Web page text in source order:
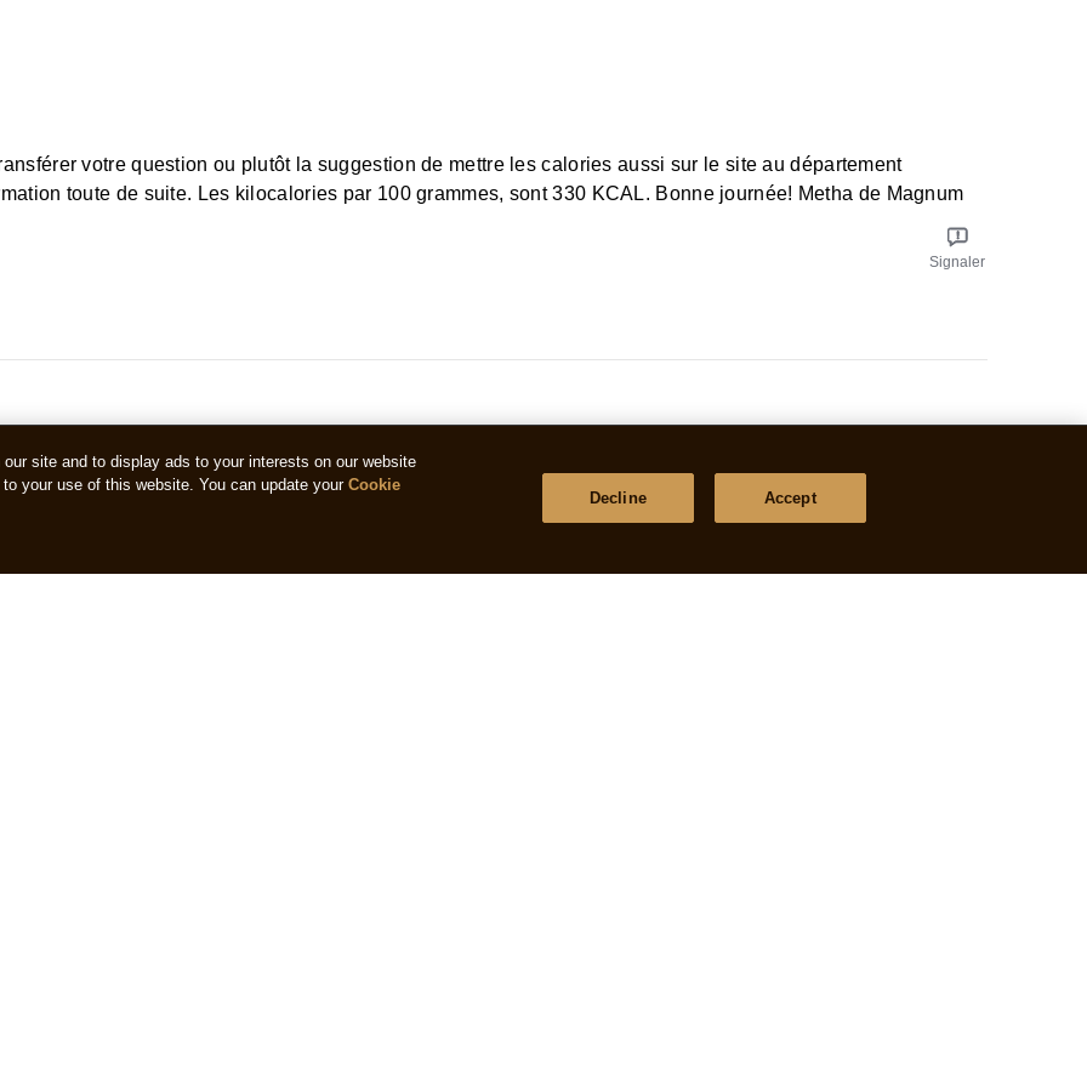
votre question ou plutôt la suggestion de mettre les calories aussi sur le site au département
toute de suite. Les kilocalories par 100 grammes, sont 330 KCAL. Bonne journée! Metha de Magnum
Signaler
site and to display ads to your interests on our website
to your use of this website. You can update your Cookie
Decline Accept